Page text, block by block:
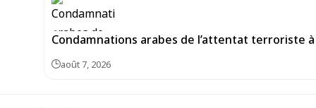
Condamnations arabes de l’attentat terroriste
août 7, 2026